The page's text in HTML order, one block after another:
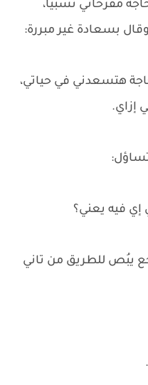
مفرحاني نسبيًا،
بسعادة غير مبررة:
حاجة هتسعدني في حياتي،
إزاي.
إي فيه يعني؟
يبُص للطريق من تاني